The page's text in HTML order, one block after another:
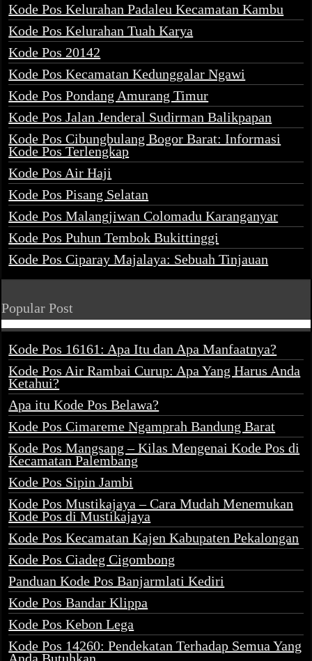
Kode Pos Kelurahan Padaleu Kecamatan Kambu
Kode Pos Kelurahan Tuah Karya
Kode Pos 20142
Kode Pos Kecamatan Kedunggalar Ngawi
Kode Pos Pondang Amurang Timur
Kode Pos Jalan Jenderal Sudirman Balikpapan
Kode Pos Cibungbulang Bogor Barat: Informasi
Kode Pos Terlengkap
Kode Pos Air Haji
Kode Pos Pisang Selatan
Kode Pos Malangjiwan Colomadu Karanganyar
Kode Pos Puhun Tembok Bukittinggi
Kode Pos Ciparay Majalaya: Sebuah Tinjauan
Popular Post
Kode Pos 16161: Apa Itu dan Apa Manfaatnya?
Kode Pos Air Rambai Curup: Apa Yang Harus Anda
Ketahui?
Apa itu Kode Pos Belawa?
Kode Pos Cimareme Ngamprah Bandung Barat
Kode Pos Mangsang – Kilas Mengenai Kode Pos di
Kecamatan Palembang
Kode Pos Sipin Jambi
Kode Pos Mustikajaya – Cara Mudah Menemukan
Kode Pos di Mustikajaya
Kode Pos Kecamatan Kajen Kabupaten Pekalongan
Kode Pos Ciadeg Cigombong
Panduan Kode Pos Banjarmlati Kediri
Kode Pos Bandar Klippa
Kode Pos Kebon Lega
Kode Pos 14260: Pendekatan Terhadap Semua Yang